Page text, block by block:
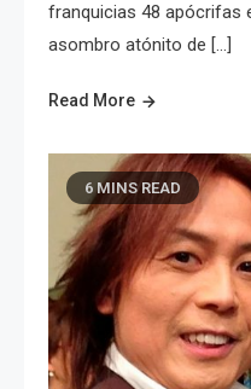
franquicias 48 apócrifas
asombro atónito de […]
Read More
6 MINS READ